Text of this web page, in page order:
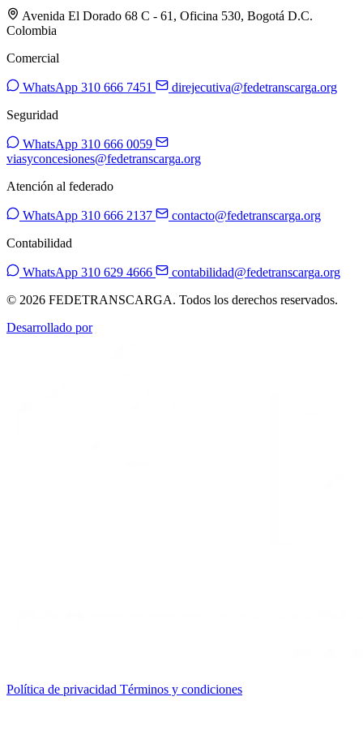
Avenida El Dorado 68 C - 61, Oficina 530, Bogotá D.C.
Colombia
Comercial
WhatsApp 310 666 7451
direjecutiva@fedetranscarga.org
Seguridad
WhatsApp 310 666 0059
viasyconcesiones@fedetranscarga.org
Atención al federado
WhatsApp 310 666 2137
contacto@fedetranscarga.org
Contabilidad
WhatsApp 310 629 4666
contabilidad@fedetranscarga.org
© 2026 FEDETRANSCARGA. Todos los derechos reservados.
Desarrollado por
Política de privacidad Términos y condiciones